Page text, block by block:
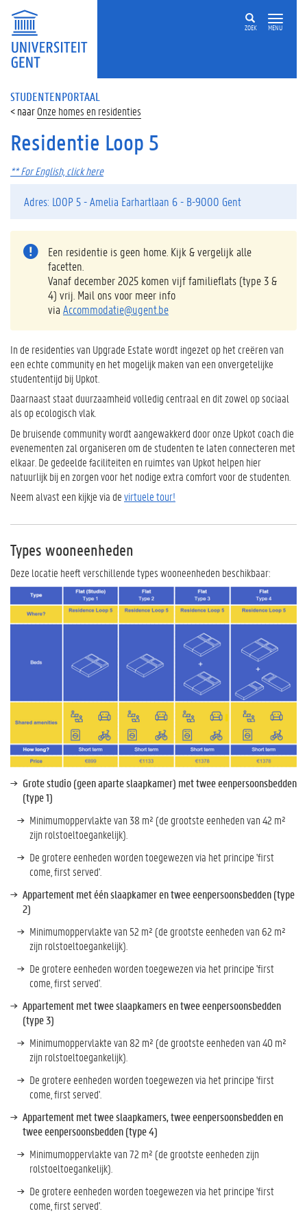
ZOEK MENU
STUDENTENPORTAAL
Onze homes en residenties
Residentie Loop 5
** For English, click here
Adres: LOOP 5 - Amelia Earhartlaan 6 - B-9000 Gent
Een residentie is geen home. Kijk & vergelijk alle
facetten.
Vanaf december 2025 komen vijf familieflats (type 3 &
4) vrij. Mail ons voor meer info
via Accommodatie@ugent.be
In de residenties van Upgrade Estate wordt ingezet op het creëren van
een echte community en het mogelijk maken van een onvergetelijke
studententijd bij Upkot.
Daarnaast staat duurzaamheid volledig centraal en dit zowel op sociaal
als op ecologisch vlak.
De bruisende community wordt aangewakkerd door onze Upkot coach die
evenementen zal organiseren om de studenten te laten connecteren met
elkaar. De gedeelde faciliteiten en ruimtes van Upkot helpen hier
natuurlijk bij en zorgen voor het nodige extra comfort voor de studenten.
Neem alvast een kijkje via devirtuele tour!
Types wooneenheden
Deze locatie heeft verschillende types wooneenheden beschikbaar:
Grote studio (geen aparte slaapkamer) met twee eenpersoonsbedden
(type 1)
Minimumoppervlakte van 38 m² (de grootste eenheden van 42 m²
zijn rolstoeltoegankelijk).
De grotere eenheden worden toegewezen via het principe 'first
come, first served'.
Appartement met één slaapkamer en twee eenpersoonsbedden (type
2)
Minimumoppervlakte van 52 m² (de grootste eenheden van 62 m²
zijn rolstoeltoegankelijk).
De grotere eenheden worden toegewezen via het principe 'first
come, first served'.
Appartement met twee slaapkamers en twee eenpersoonsbedden
(type 3)
Minimumoppervlakte van 82 m² (de grootste eenheden van 40 m²
zijn rolstoeltoegankelijk).
De grotere eenheden worden toegewezen via het principe 'first
come, first served'.
Appartement met twee slaapkamers, twee eenpersoonsbedden en
twee eenpersoonsbedden (type 4)
Minimumoppervlakte van 72 m² (de grootste eenheden zijn
rolstoeltoegankelijk).
De grotere eenheden worden toegewezen via het principe 'first
come, first served'.